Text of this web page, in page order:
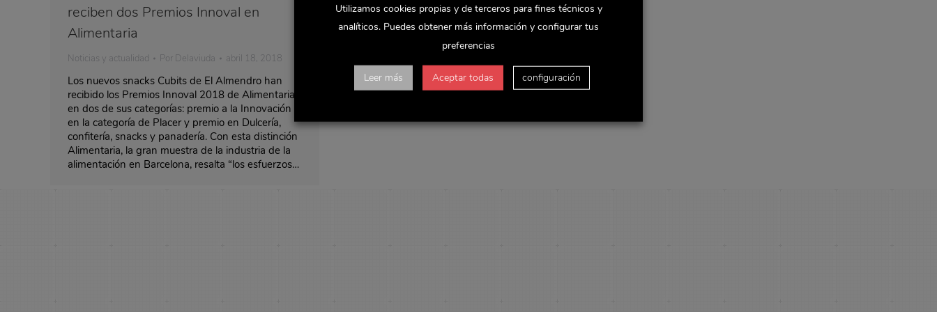
reciben dos Premios Innoval en
Alimentaria
Noticias y actualidad Por Delaviuda abril 18, 2018
Los nuevos snacks Cubits de El Almendro han
recibido los Premios Innoval 2018 de Alimentaria
en dos de sus categorías: premio a la Innovación
en la categoría de Placer y premio en Dulcería,
confitería, snacks y panadería. Con esta distinción
Alimentaria, la gran muestra de la industria de la
alimentación en Barcelona, resalta “los esfuerzos…
Utilizamos cookies propias y de terceros para fines técnicos y
analíticos. Puedes obtener más información y configurar tus
preferencias
Leer más Aceptar todas configuración